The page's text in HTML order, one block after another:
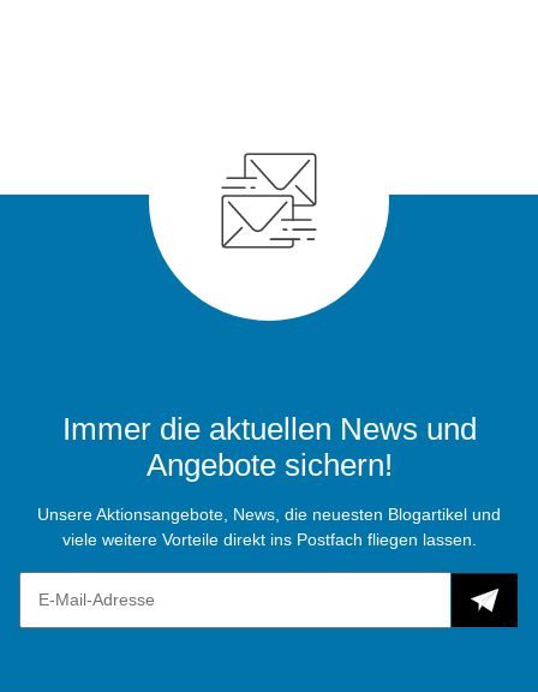
Immer die aktuellen News und
Angebote sichern!
Unsere Aktionsangebote, News, die neuesten Blogartikel und
viele weitere Vorteile direkt ins Postfach fliegen lassen.